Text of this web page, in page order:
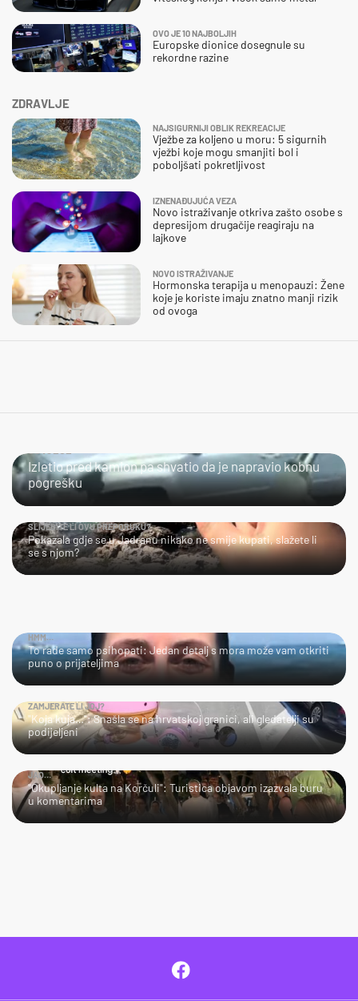
ZDRAVLJE
NAJSIGURNIJI OBLIK REKREACIJE
Vježbe za koljeno u moru: 5 sigurnih
vježbi koje mogu smanjiti bol i
poboljšati pokretljivost
IZNENAĐUJUĆA VEZA
Novo istraživanje otkriva zašto osobe s
depresijom drugačije reagiraju na
lajkove
NOVO ISTRAŽIVANJE
Hormonska terapija u menopauzi: Žene
koje je koriste imaju znatno manji rizik
od ovoga
OVO JE 10 NAJBOLJIH
Europske dionice dosegnule su
rekordne razine
Izletio pred kamion pa shvatio da je napravio kobnu
pogrešku
SLIJEDITE LI OVU PREPORUKU?
Pokazala gdje se u Jadranu nikako ne smije kupati, slažete li
se s njom?
HMM…
To rade samo psihopati: Jedan detalj s mora može vam otkriti
puno o prijateljima
ZAMJERATE LI JOJ?
"Koja kuja…": Snašla se na hrvatskoj granici, ali gledatelji su
podijeljeni
JAO…
"Okupljanje kulta na Korčuli": Turistica objavom izazvala buru
u komentarima